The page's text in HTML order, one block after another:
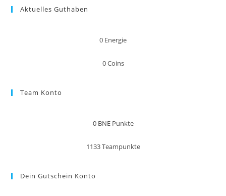
Aktuelles Guthaben
0 Energie
0Coins
Team Konto
0 BNE Punkte
1133Teampunkte
Dein Gutschein Konto